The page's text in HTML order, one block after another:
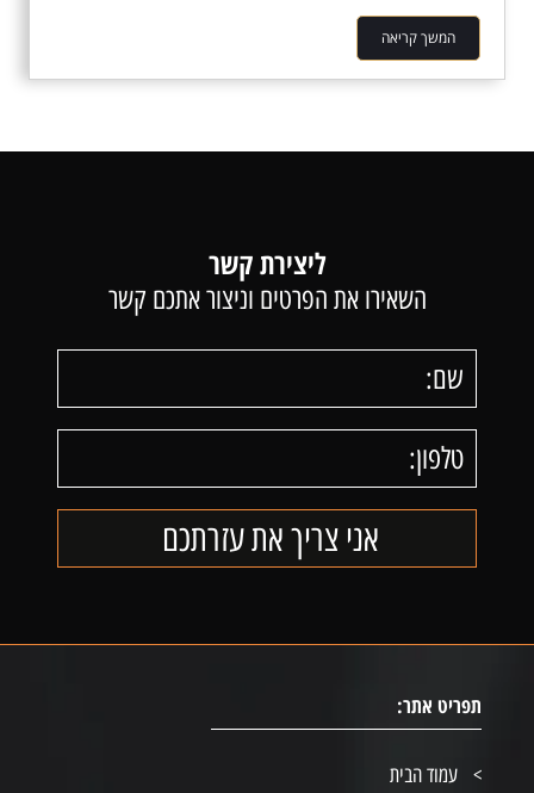
המשך קריאה
ליצירת קשר
השאירו את הפרטים וניצור אתכם קשר
תפריט אתר:
עמוד הבית